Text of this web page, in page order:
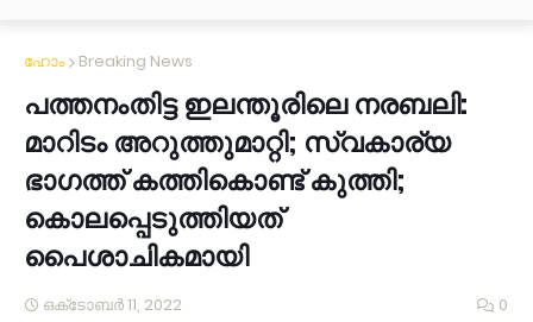
ഹോം Breaking News
പത്തനംതിട്ട ഇലന്തൂരിലെ നരബലി:
മാറിടം അറുത്തുമാറ്റി; സ്വകാര്യ
ഭാഗത്ത് കത്തികൊണ്ട് കുത്തി;
കൊലപ്പെടുത്തിയത്
പൈശാചികമായി
ഒക്‌ടോബർ 11, 2022 0